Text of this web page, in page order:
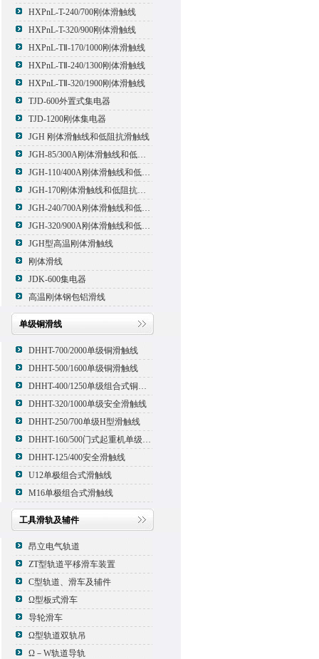
HXPnL-T-240/700刚体滑触线
HXPnL-T-320/900刚体滑触线
HXPnL-TⅡ-170/1000刚体滑触线
HXPnL-TⅡ-240/1300刚体滑触线
HXPnL-TⅡ-320/1900刚体滑触线
TJD-600外置式集电器
TJD-1200刚体集电器
JGH 刚体滑触线和低阻抗滑触线
JGH-85/300A刚体滑触线和低阻抗滑触线
JGH-110/400A刚体滑触线和低阻抗滑触线
JGH-170刚体滑触线和低阻抗滑触线
JGH-240/700A刚体滑触线和低阻抗滑触线
JGH-320/900A刚体滑触线和低阻抗滑触线
JGH型高温刚体滑触线
刚体滑线
JDK-600集电器
高温刚体钢包铝滑线
单级铜滑线
DHHT-700/2000单级铜滑触线
DHHT-500/1600单级铜滑触线
DHHT-400/1250单级组合式铜滑线,滑触线
DHHT-320/1000单级安全滑触线
DHHT-250/700单级H型滑触线
DHHT-160/500门式起重机单级组合式滑触线
DHHT-125/400安全滑触线
U12单极组合式滑触线
M16单极组合式滑触线
工具滑轨及辅件
昂立电气轨道
ZT型轨道平移滑车装置
C型轨道、滑车及辅件
Ω型板式滑车
导轮滑车
Ω型轨道双轨吊
Ω－W轨道导轨